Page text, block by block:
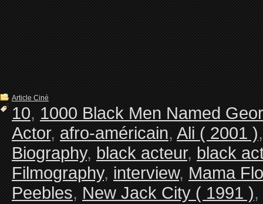
Article Ciné
10,1000 Black Men Named
Actor,afro-américain,Ali ( 2001 )
Biography,black acteur,black
Filmography,interview,Mama
Peebles,New Jack City ( 1991 ),